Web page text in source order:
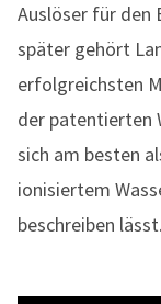
Auslöser für den
später gehört
erfolgreichsten
der patentierten
sich am besten
ionisiertem
beschreiben lässt.